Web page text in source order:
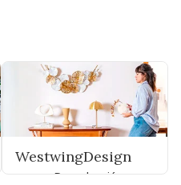
WestwingDesign
Descubra já